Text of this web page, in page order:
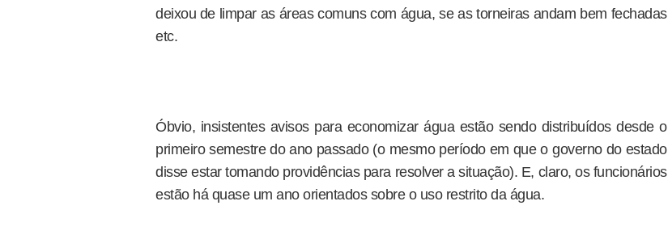
deixou de limpar as áreas comuns com água, se as torneiras andam bem fechadas
etc.
Óbvio, insistentes avisos para economizar água estão sendo distribuídos desde o
primeiro semestre do ano passado (o mesmo período em que o governo do estado
disse estar tomando providências para resolver a situação). E, claro, os funcionários
estão há quase um ano orientados sobre o uso restrito da água.